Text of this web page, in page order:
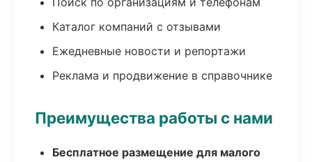
Каталог компаний с отзывами
Ежедневные новости и репортажи
Реклама и продвижение в справочнике
Преимущества работы с нами
Бесплатное размещение для малого